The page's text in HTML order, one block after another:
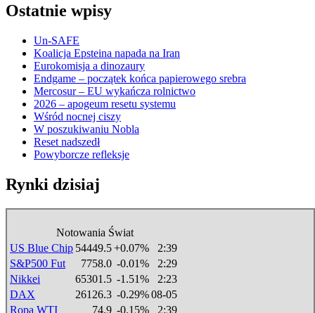
Ostatnie wpisy
Un-SAFE
Koalicja Epsteina napada na Iran
Eurokomisja a dinozaury
Endgame – początek końca papierowego srebra
Mercosur – EU wykańcza rolnictwo
2026 – apogeum resetu systemu
Wśród nocnej ciszy
W poszukiwaniu Nobla
Reset nadszedł
Powyborcze refleksje
Rynki dzisiaj
Notowania Świat
US Blue Chip 54449.5+0.07%
2:39
S&P500 Fut
7758.0 -0.01%
2:29
Nikkei
65301.5 -1.51%
2:23
DAX
26126.3 -0.29%08-05
Ropa WTI
74.9 -0.15% 2:39